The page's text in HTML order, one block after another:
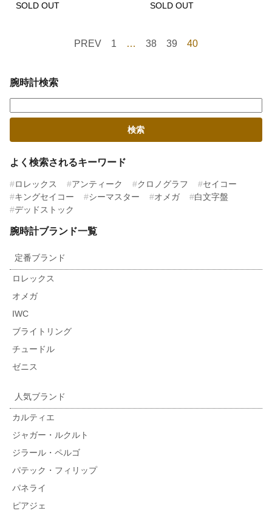
SOLD OUT SOLD OUT
PREV 1 … 38 39 40
腕時計検索
よく検索されるキーワード
ロレックス アンティーク クロノグラフ
セイコー
キングセイコー
シーマスター オメガ
白文字盤
デッドストック
腕時計ブランド一覧
定番ブランド
ロレックス
オメガ
IWC
ブライトリング
チュードル
ゼニス
人気ブランド
カルティエ
ジャガー・ルクルト
ジラール・ペルゴ
パテック・フィリップ
パネライ
ピアジェ